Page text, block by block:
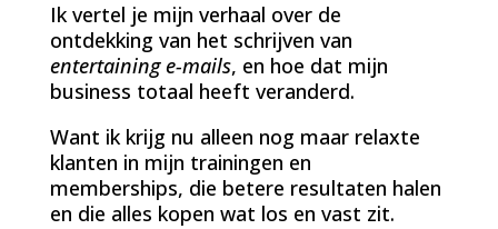
Ik vertel je mijn verhaal over de
ontdekking van het schrijven van
entertaining e-mails, en hoe dat mijn
business totaal heeft veranderd.
Want ik krijg nu alleen nog maar relaxte
klanten in mijn trainingen en
memberships, die betere resultaten halen
en die alles kopen wat los en vast zit.